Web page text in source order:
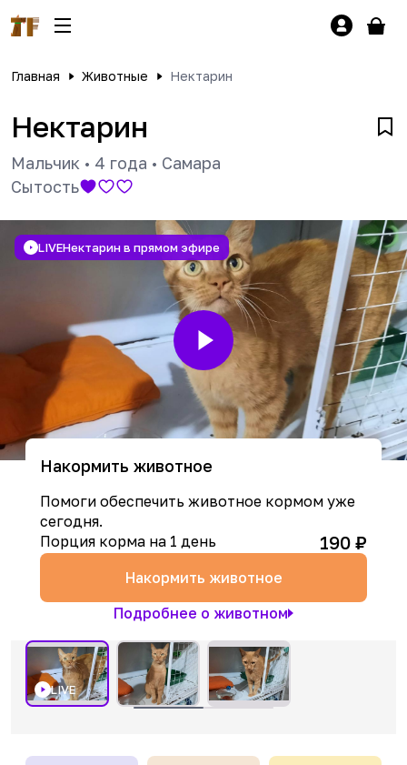
Главная Животные Нектарин
Нектарин
Мальчик • 4 года • Самара
Сытость
LIVEНектарин в прямом эфире
Накормить животное
Помоги обеспечить животное кормом уже
сегодня.
Порция корма на 1 день
190 ₽
Накормить животное
Подробнее о животном
LIVE